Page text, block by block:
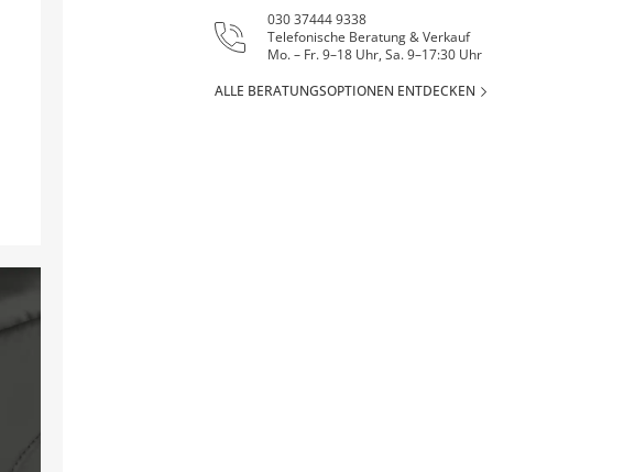
030 37444 9338
Telefonische Beratung & Verkauf
Mo. – Fr. 9–18 Uhr, Sa. 9–17:30 Uhr
ALLE BERATUNGSOPTIONEN ENTDECKEN